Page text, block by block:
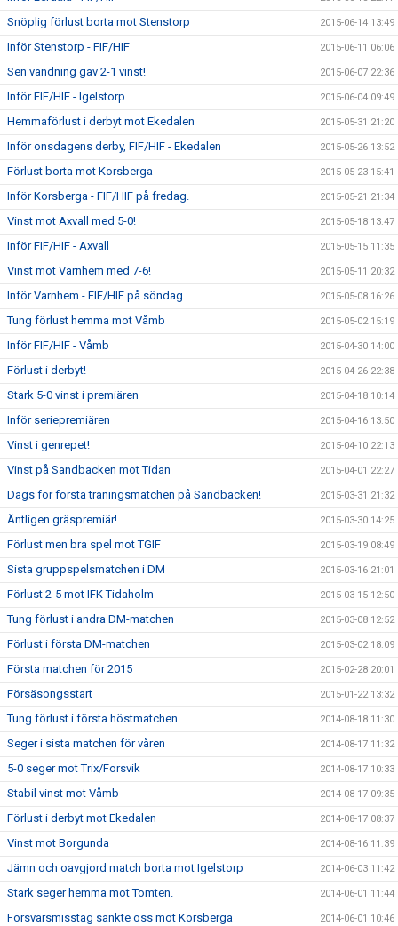
Snöplig förlust borta mot Stenstorp 2015-06-14 13:49
Inför Stenstorp - FIF/HIF 2015-06-11 06:06
Sen vändning gav 2-1 vinst! 2015-06-07 22:36
Inför FIF/HIF - Igelstorp 2015-06-04 09:49
Hemmaförlust i derbyt mot Ekedalen 2015-05-31 21:20
Inför onsdagens derby, FIF/HIF - Ekedalen 2015-05-26 13:52
Förlust borta mot Korsberga 2015-05-23 15:41
Inför Korsberga - FIF/HIF på fredag. 2015-05-21 21:34
Vinst mot Axvall med 5-0! 2015-05-18 13:47
Inför FIF/HIF - Axvall 2015-05-15 11:35
Vinst mot Varnhem med 7-6! 2015-05-11 20:32
Inför Varnhem - FIF/HIF på söndag 2015-05-08 16:26
Tung förlust hemma mot Våmb 2015-05-02 15:19
Inför FIF/HIF - Våmb 2015-04-30 14:00
Förlust i derbyt! 2015-04-26 22:38
Stark 5-0 vinst i premiären 2015-04-18 10:14
Inför seriepremiären 2015-04-16 13:50
Vinst i genrepet! 2015-04-10 22:13
Vinst på Sandbacken mot Tidan 2015-04-01 22:27
Dags för första träningsmatchen på Sandbacken! 2015-03-31 21:32
Äntligen gräspremiär! 2015-03-30 14:25
Förlust men bra spel mot TGIF 2015-03-19 08:49
Sista gruppspelsmatchen i DM 2015-03-16 21:01
Förlust 2-5 mot IFK Tidaholm 2015-03-15 12:50
Tung förlust i andra DM-matchen 2015-03-08 12:52
Förlust i första DM-matchen 2015-03-02 18:09
Första matchen för 2015 2015-02-28 20:01
Försäsongsstart 2015-01-22 13:32
Tung förlust i första höstmatchen 2014-08-18 11:30
Seger i sista matchen för våren 2014-08-17 11:32
5-0 seger mot Trix/Forsvik 2014-08-17 10:33
Stabil vinst mot Våmb 2014-08-17 09:35
Förlust i derbyt mot Ekedalen 2014-08-17 08:37
Vinst mot Borgunda 2014-08-16 11:39
Jämn och oavgjord match borta mot Igelstorp 2014-06-03 11:42
Stark seger hemma mot Tomten. 2014-06-01 11:44
Försvarsmisstag sänkte oss mot Korsberga 2014-06-01 10:46